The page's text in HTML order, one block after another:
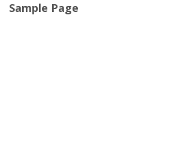
Sample Page